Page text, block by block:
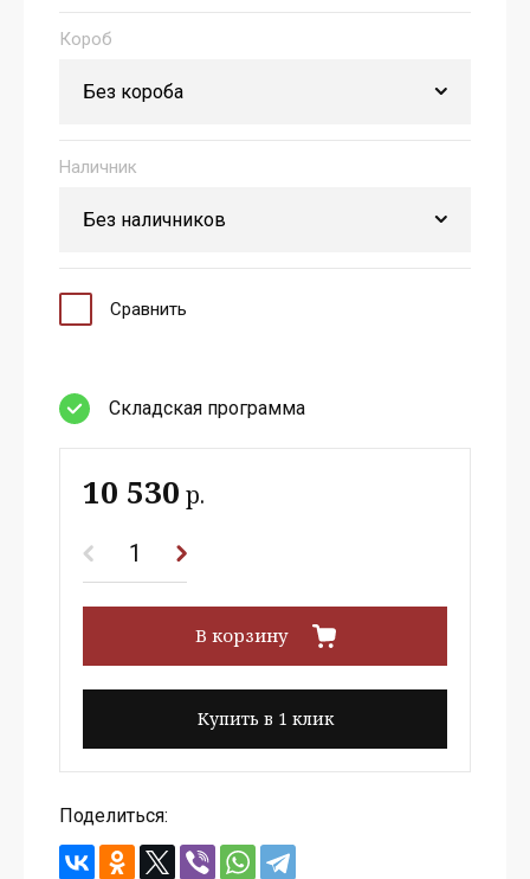
Короб
Наличник
Сравнить
Cкладская программа
10 530 р.
В корзину
Купить в 1 клик
Поделиться: